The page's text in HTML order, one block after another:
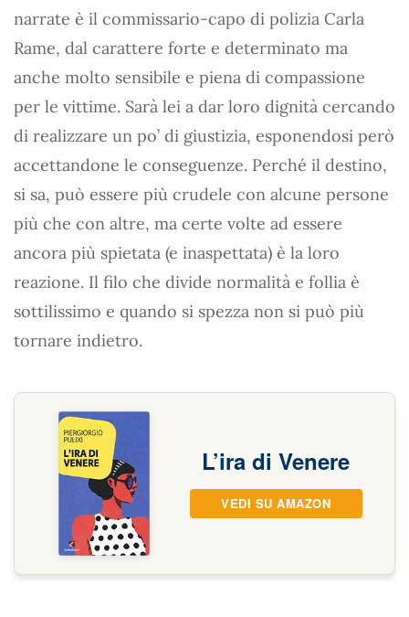
narrate è il commissario-capo di polizia Carla
Rame, dal carattere forte e determinato ma
anche molto sensibile e piena di compassione
per le vittime. Sarà lei a dar loro dignità cercando
di realizzare un po’ di giustizia, esponendosi però
accettandone le conseguenze. Perché il destino,
si sa, può essere più crudele con alcune persone
più che con altre, ma certe volte ad essere
ancora più spietata (e inaspettata) è la loro
reazione. Il filo che divide normalità e follia è
sottilissimo e quando si spezza non si può più
tornare indietro.
L’ira di Venere
VEDI SU AMAZON